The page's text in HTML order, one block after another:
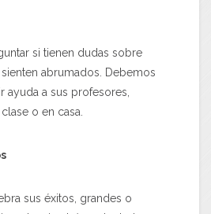
si tienen dudas sobre
abrumados. Debemos
ayuda a sus profesores,
o en casa.
sus éxitos, grandes o